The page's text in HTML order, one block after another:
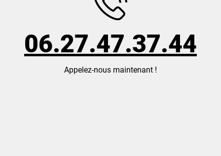
06.27.47.37.44
Appelez-nous maintenant !